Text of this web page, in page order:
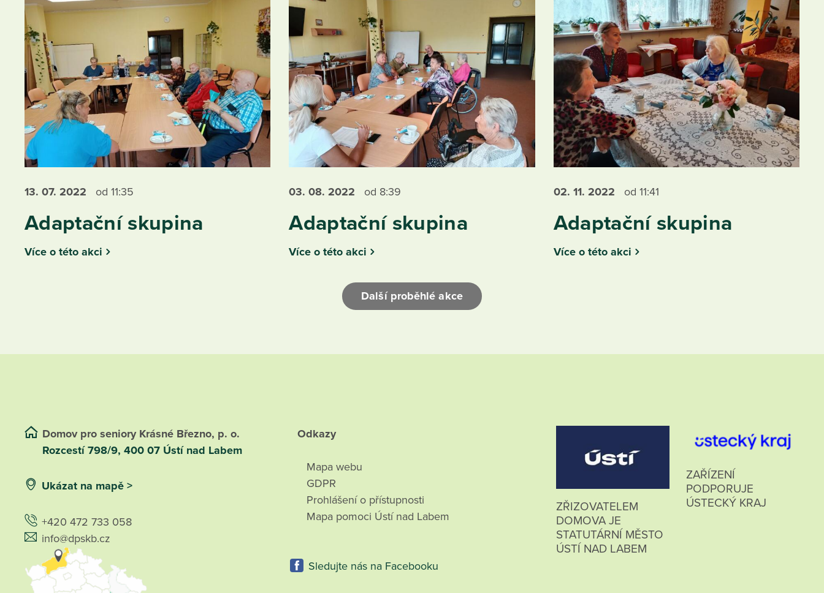
13. 07. 2022 od 11:35
Adaptační skupina
Více o této akci
03. 08.2022 od 8:39
Adaptační skupina
Více o této akci
02. 11. 2022 od 11:41
Adaptační skupina
Více o této akci
Další proběhlé akce
Domov pro seniory Krásné Březno, p. o.
Rozcestí 798/9, 400 07 Ústí nad Labem
Ukázat na mapě >
+420 472 733 058
info@dpskb.cz
Odkazy
Mapa webu
GDPR
Prohlášení o přístupnosti
Mapa pomoci Ústí nad Labem
Sledujte nás na Facebooku
ZŘIZOVATELEM
DOMOVA JE
STATUTÁRNÍ MĚSTO
ÚSTÍ NAD LABEM
ZAŘÍZENÍ
PODPORUJE
ÚSTECKÝ KRAJ